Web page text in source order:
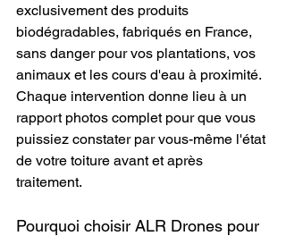
exclusivement des produits
biodégradables, fabriqués en France,
sans danger pour vos plantations, vos
animaux et les cours d'eau à proximité.
Chaque intervention donne lieu à un
rapport photos complet pour que vous
puissiez constater par vous-même l'état
de votre toiture avant et après
traitement.
Pourquoi choisir ALR Drones pour